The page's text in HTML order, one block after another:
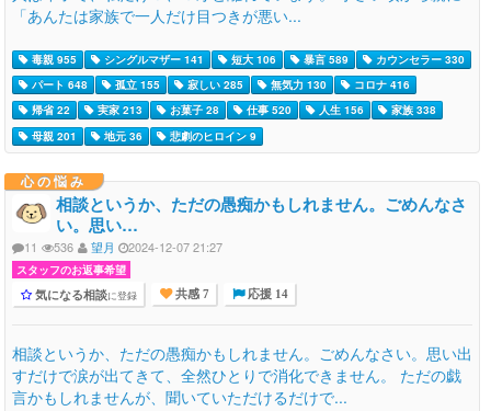
「あんたは家族で一人だけ目つきが悪い...
毒親 955 シングルマザー 141 短大 106 暴言 589
カウンセラー 330
パート 648
孤立 155 寂しい 285 無気力 130
コロナ 416
帰省 22
実家 213 お菓子 28 仕事 520 人生 156
家族 338
母親 201
地元 36 悲劇のヒロイン 9
心の悩み
相談というか、ただの愚痴かもしれません。ごめんなさ
い。思い…
11 536 望月 2024-12-07 21:27
スタッフのお返事希望
気になる相談に登録 共感 7 応援 14
相談というか、ただの愚痴かもしれません。ごめんなさい。思い出
すだけで涙が出てきて、全然ひとりで消化できません。 ただの戯
言かもしれませんが、聞いていただけるだけで...